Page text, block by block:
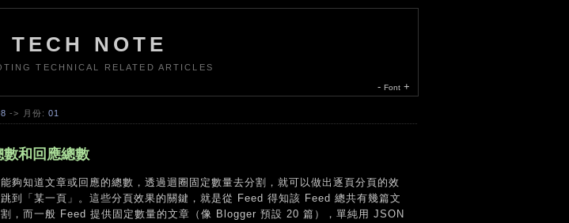
NOTE
TECHNICAL RELATED ARTICLES
- Font +
-> 月份: 01
和回應總數
夠知道文章或回應的總數，透過迴圈固定數量去分割，就可以做出逐頁分頁的效
到「某一頁」。這些分頁效果的關鍵，就是從 Feed 得知該 Feed 總共有幾篇文
，而一般 Feed 提供固定數量的文章（像 Blogger 預設 20 篇），單純用 JSON